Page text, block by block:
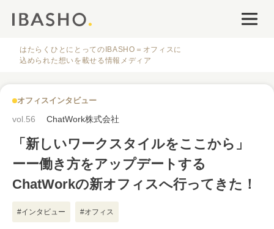
ファシリティナレッジ
IBASHOについて
人気のタグ
はたらくひとにとってのIBASHO＝オフィスに
込められた想いを載せる情報メディア
オフィスインタビュー
vol.56 ChatWork株式会社
「新しいワークスタイルをここから」
ーー働き方をアップデートする
ChatWorkの新オフィスへ行ってきた！
#インタビュー #オフィス